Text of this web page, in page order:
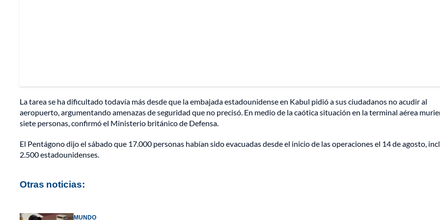
La tarea se ha dificultado todavía más desde que la embajada estadounidense en Kabul pidió a sus ciudadanos no acudir al
aeropuerto, argumentando amenazas de seguridad que no precisó. En medio de la caótica situación en la terminal aérea
siete personas, confirmó el Ministerio británico de Defensa.
El Pentágono dijo el sábado que 17.000 personas habían sido evacuadas desde el inicio de las operaciones el 14 de agosto,
2.500 estadounidenses.
Otras noticias:
MUNDO